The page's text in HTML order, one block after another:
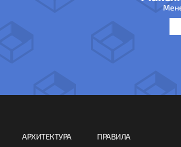
АРХИТЕКТУРА
ПРАВИЛА